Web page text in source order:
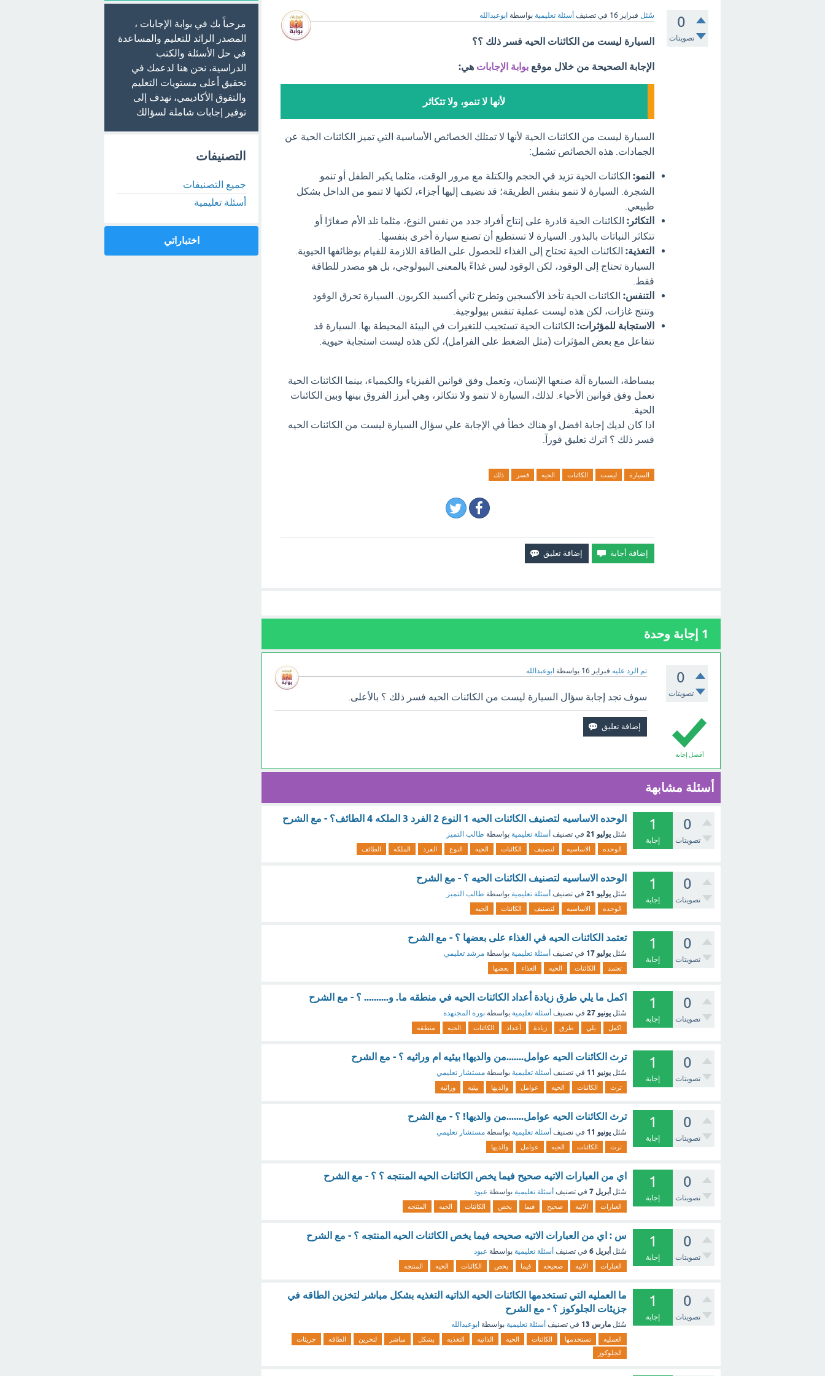
0
تصويتات
سُئل فبراير 16 في تصنيف أسئلة تعليمية بواسطة ابوعبدالله
السيارة ليست من الكائنات الحيه فسر ذلك ؟؟
الإجابة الصحيحة من خلال موقع بوابة الإجابات هي:
لأنها لا تنمو، ولا تتكاثر
السيارة ليست من الكائنات الحية لأنها لا تمتلك الخصائص الأساسية التي تميز الكائنات الحية عن
الجمادات. هذه الخصائص تشمل:
النمو: الكائنات الحية تزيد في الحجم والكتلة مع مرور الوقت، مثلما يكبر الطفل أو تنمو
الشجرة. السيارة لا تنمو بنفس الطريقة؛ قد نضيف إليها أجزاء، لكنها لا تنمو من الداخل بشكل
طبيعي.
التكاثر: الكائنات الحية قادرة على إنتاج أفراد جدد من نفس النوع، مثلما تلد الأم صغارًا أو
تتكاثر النباتات بالبذور. السيارة لا تستطيع أن تصنع سيارة أخرى بنفسها.
التغذية: الكائنات الحية تحتاج إلى الغذاء للحصول على الطاقة اللازمة للقيام بوظائفها الحيوية.
السيارة تحتاج إلى الوقود، لكن الوقود ليس غذاءً بالمعنى البيولوجي، بل هو مصدر للطاقة
فقط.
التنفس: الكائنات الحية تأخذ الأكسجين وتطرح ثاني أكسيد الكربون. السيارة تحرق الوقود
وتنتج غازات، لكن هذه ليست عملية تنفس بيولوجية.
الاستجابة للمؤثرات: الكائنات الحية تستجيب للتغيرات في البيئة المحيطة بها. السيارة قد
تتفاعل مع بعض المؤثرات (مثل الضغط على الفرامل)، لكن هذه ليست استجابة حيوية.
ببساطة، السيارة آلة صنعها الإنسان، وتعمل وفق قوانين الفيزياء والكيمياء، بينما الكائنات الحية
تعمل وفق قوانين الأحياء. لذلك، السيارة لا تنمو ولا تتكاثر، وهي أبرز الفروق بينها وبين الكائنات
الحية.
اذا كان لديك إجابة افضل او هناك خطأ في الإجابة علي سؤال السيارة ليست من الكائنات الحيه
فسر ذلك ؟ اترك تعليق فورآ.
السيارة ليست الكائنات الحيه فسر ذلك
1 إجابة وحدة
0
تصويتات
تم الرد عليه فبراير 16 بواسطة ابوعبدالله
أفضل إجابة
سوف تجد إجابة سؤال السيارة ليست من الكائنات الحيه فسر ذلك ؟ بالأعلى.
أسئلة مشابهة
0
تصويتات
1
إجابة
الوحده الاساسيه لتصنيف الكائنات الحيه 1 النوع 2 الفرد 3 الملكه 4 الطائف؟ - مع الشرح
سُئل يوليو 21 في تصنيف أسئلة تعليمية بواسطة طالب التميز
الوحده الاساسيه لتصنيف الكائنات الحيه النوع الفرد الملكه الطائف
0
تصويتات
1
إجابة
الوحده الاساسيه لتصنيف الكائنات الحيه ؟ - مع الشرح
سُئل يوليو 21 في تصنيف أسئلة تعليمية بواسطة طالب التميز
الوحده الاساسيه لتصنيف الكائنات الحيه
0
تصويتات
1
إجابة
تعتمد الكائنات الحيه في الغذاء على بعضها ؟ - مع الشرح
سُئل يوليو 17 في تصنيف أسئلة تعليمية بواسطة مرشد تعليمي
تعتمد الكائنات الحيه الغذاء بعضها
0
تصويتات
1
إجابة
اكمل ما يلي طرق زيادة أعداد الكائنات الحيه في منطقه ما. و.......... ؟ - مع الشرح
سُئل يونيو 27 في تصنيف أسئلة تعليمية بواسطة نورة المجتهدة
اكمل يلي طرق زيادة أعداد الكائنات الحيه منطقه
0
تصويتات
1
إجابة
ترث الكائنات الحيه عوامل.......من والديها! بيئيه ام وراثيه ؟ - مع الشرح
سُئل يونيو 11 في تصنيف أسئلة تعليمية بواسطة مستشار تعليمي
ترث الكائنات الحيه عوامل والديها بيئيه وراثيه
0
تصويتات
1
إجابة
ترث الكائنات الحيه عوامل.......من والديها! ؟ - مع الشرح
سُئل يونيو 11 في تصنيف أسئلة تعليمية بواسطة مستشار تعليمي
ترث الكائنات الحيه عوامل والديها
0
تصويتات
1
إجابة
اي من العبارات الاتيه صحيح فيما يخص الكائنات الحيه المنتجه ؟ ؟ - مع الشرح
سُئل أبريل 7 في تصنيف أسئلة تعليمية بواسطة عبود
العبارات الاتيه صحيح فيما يخص الكائنات الحيه المنتجه
0
تصويتات
1
إجابة
س : اي من العبارات الاتيه صحيحه فيما يخص الكائنات الحيه المنتجه ؟ - مع الشرح
سُئل أبريل 6 في تصنيف أسئلة تعليمية بواسطة عبود
العبارات الاتيه صحيحه فيما يخص الكائنات الحيه المنتجه
0
تصويتات
1
إجابة
ما العمليه التي تستخدمها الكائنات الحيه الذاتيه التغذيه بشكل مباشر لتخزين الطاقه في
جزيئات الجلوكوز ؟ - مع الشرح
سُئل مارس 13 في تصنيف أسئلة تعليمية بواسطة ابوعبدالله
العمليه تستخدمها الكائنات الحيه الذاتيه التغذيه بشكل مباشر لتخزين الطاقه
جزيئات
الجلوكوز
مرحباً بك في بوابة الإجابات ،
المصدر الرائد للتعليم والمساعدة
في حل الأسئلة والكتب
الدراسية، نحن هنا لدعمك في
تحقيق أعلى مستويات التعليم
والتفوق الأكاديمي، نهدف إلى
توفير إجابات شاملة لسؤالك
التصنيفات
جميع التصنيفات
أسئلة تعليمية
اختباراتي